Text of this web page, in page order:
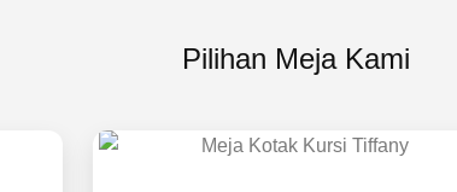
Pilihan Meja Kami